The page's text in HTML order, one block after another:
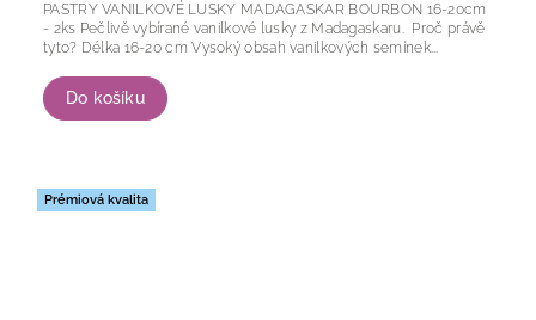
Do košíku
PASTRY VANILKOVÉ LUSKY MADAGASKAR BOURBON 16-20cm
- 2ks Pečlivě vybírané vanilkové lusky z Madagaskaru. Proč právě
tyto? Délka 16-20 cm Vysoký obsah vanilkových semínek...
Prémiová kvalita